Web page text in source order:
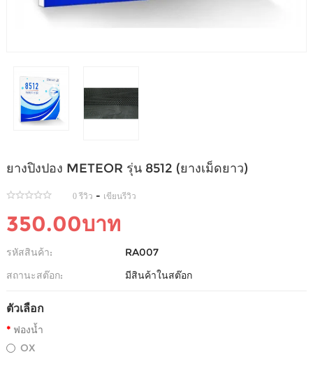
ยางปิงปอง METEOR รุ่น 8512 (ยางเม็ดยาว)
0 รีวิว - เขียนรีวิว
350.00บาท
รหัสสินค้า:
RA007
สถานะสต๊อก:
มีสินค้าในสต๊อก
ตัวเลือก
ฟองน้ำ
OX